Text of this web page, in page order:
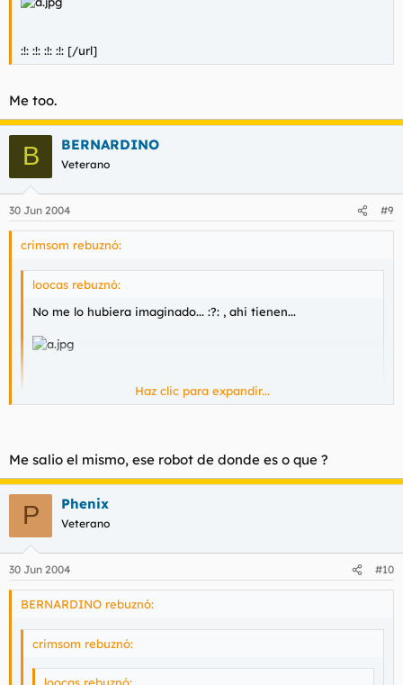
:!: :!: :!: :!: [/url]
Me too.
B BERNARDINO
Veterano
30 Jun 2004 #9
crimsom rebuznó:
loocas rebuznó:
No me lo hubiera imaginado... :?: , ahi tienen...
Haz clic para expandir...
Haz clic para expandir...
Me salio el mismo, ese robot de donde es o que ?
P Phenix
Veterano
30 Jun 2004 #10
BERNARDINO rebuznó:
crimsom rebuznó: